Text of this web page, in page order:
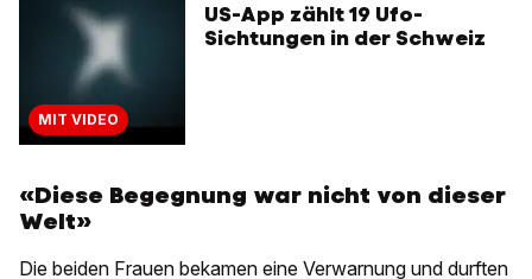
MIT VIDEO
US-App zählt 19 Ufo-
Sichtungen in der Schweiz
«Diese Begegnung war nicht von dieser
Welt»
Die beiden Frauen bekamen eine Verwarnung und durften